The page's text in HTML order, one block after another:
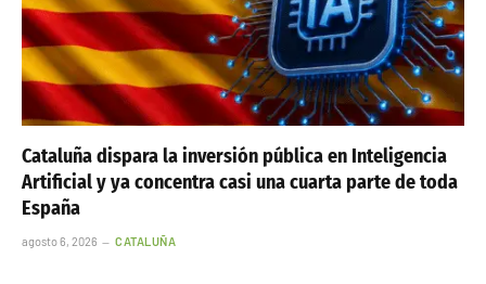
Cataluña dispara la inversión pública en Inteligencia
Artificial y ya concentra casi una cuarta parte de toda
España
agosto 6, 2026 CATALUÑA